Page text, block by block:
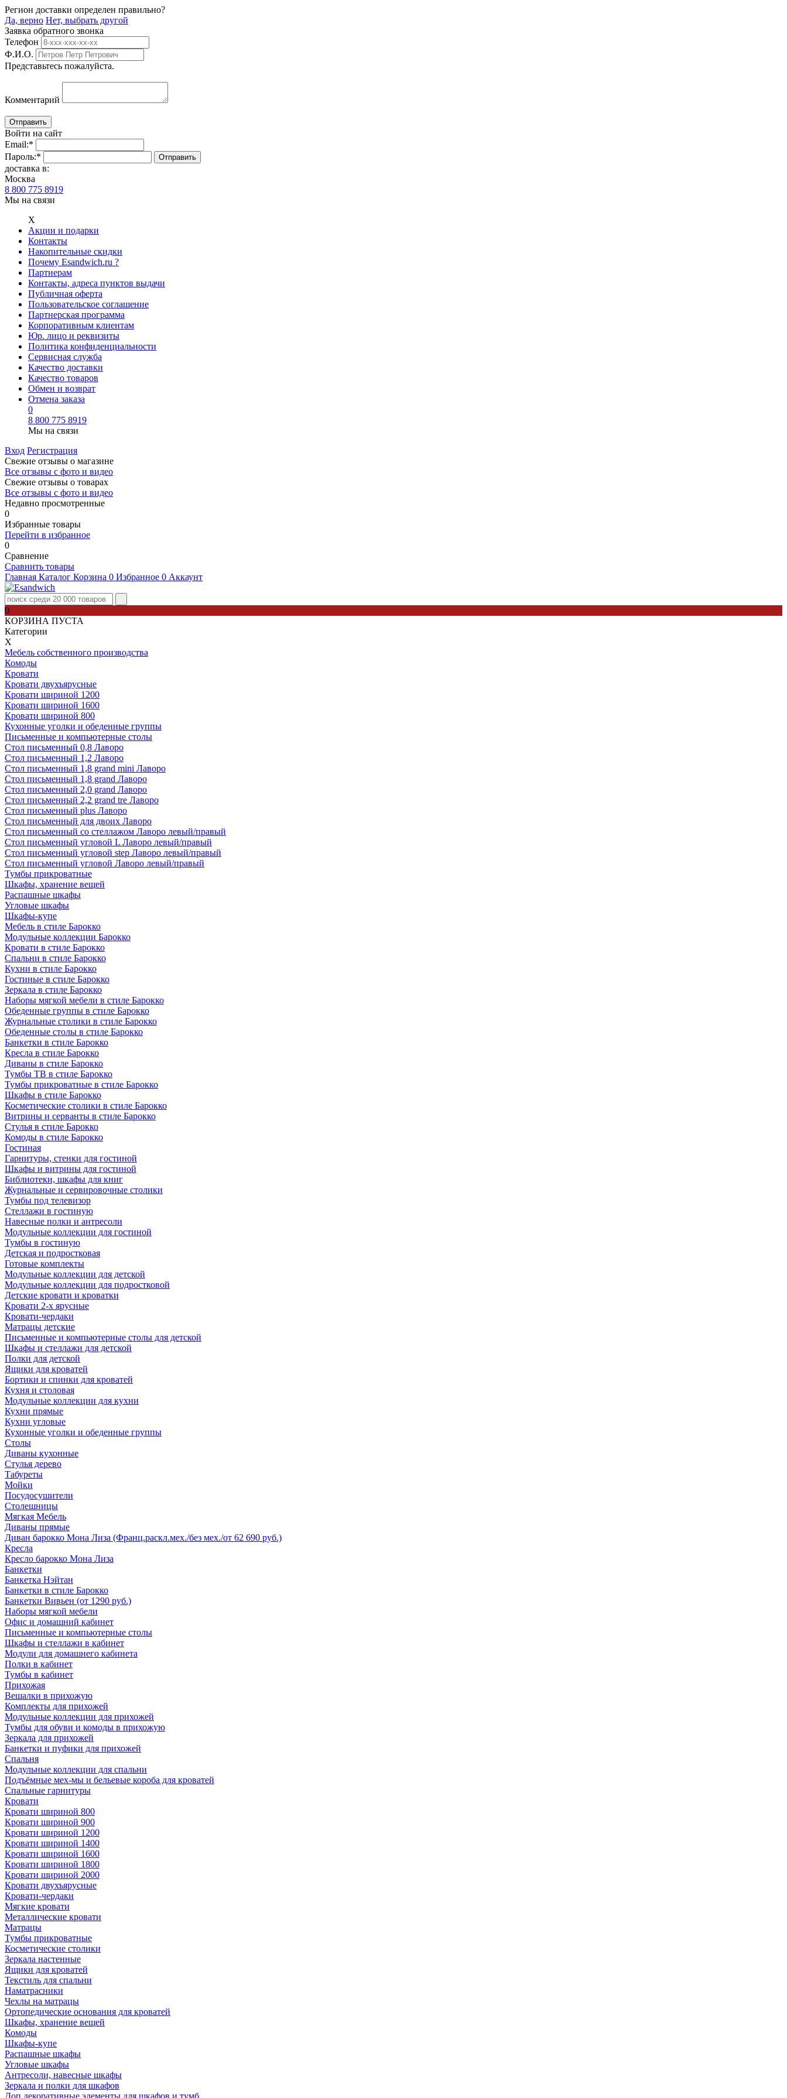
Регион доставки определен правильно?
Да, верно Нет, выбрать другой
Заявка обратного звонка
Телефон
Ф.И.О.
Представьтесь пожалуйста.
Комментарий
Войти на сайт
Email:*
Пароль:*
доставка в:
Москва
8 800 775 8919
Мы на связи
Х
Акции и подарки
Контакты
Накопительные скидки
Почему Esandwich.ru ?
Партнерам
Контакты, адреса пунктов выдачи
Публичная оферта
Пользовательское соглашение
Партнерская программа
Корпоративным клиентам
Юр. лицо и реквизиты
Политика конфиденциальности
Сервисная служба
Качество доставки
Качество товаров
Обмен и возврат
Отмена заказа
0
8 800 775 8919
Мы на связи
Вход Регистрация
Свежие отзывы о магазине
Все отзывы с фото и видео
Свежие отзывы о товарах
Все отзывы c фото и видео
Недавно просмотренные
0
Избранные товары
Перейти в избранное
0
Сравнение
Сравнить товары
Главная Каталог Корзина 0 Избранное 0 Аккаунт
0
КОРЗИНА ПУСТА
Категории
Х
Мебель собственного производства
Комоды
Кровати
Кровати двухъярусные
Кровати шириной 1200
Кровати шириной 1600
Кровати шириной 800
Кухонные уголки и обеденные группы
Письменные и компьютерные столы
Стол письменный 0,8 Лаворо
Стол письменный 1,2 Лаворо
Стол письменный 1,8 grand mini Лаворо
Стол письменный 1,8 grand Лаворо
Стол письменный 2,0 grand Лаворо
Стол письменный 2,2 grand tre Лаворо
Стол письменный plus Лаворо
Стол письменный для двоих Лаворо
Стол письменный со стеллажом Лаворо левый/правый
Стол письменный угловой L Лаворо левый/правый
Стол письменный угловой step Лаворо левый/правый
Стол письменный угловой Лаворо левый/правый
Тумбы прикроватные
Шкафы, хранение вещей
Распашные шкафы
Угловые шкафы
Шкафы-купе
Мебель в стиле Барокко
Модульные коллекции Барокко
Кровати в стиле Барокко
Спальни в стиле Барокко
Кухни в стиле Барокко
Гостиные в стиле Барокко
Зеркала в стиле Барокко
Наборы мягкой мебели в стиле Барокко
Обеденные группы в стиле Барокко
Журнальные столики в стиле Барокко
Обеденные столы в стиле Барокко
Банкетки в стиле Барокко
Кресла в стиле Барокко
Диваны в стиле Барокко
Тумбы ТВ в стиле Барокко
Тумбы прикроватные в стиле Барокко
Шкафы в стиле Барокко
Косметические столики в стиле Барокко
Витрины и серванты в стиле Барокко
Стулья в стиле Барокко
Комоды в стиле Барокко
Гостиная
Гарнитуры, стенки для гостиной
Шкафы и витрины для гостиной
Библиотеки, шкафы для книг
Журнальные и сервировочные столики
Тумбы под телевизор
Стеллажи в гостиную
Навесные полки и антресоли
Модульные коллекции для гостиной
Тумбы в гостиную
Детская и подростковая
Готовые комплекты
Модульные коллекции для детской
Модульные коллекции для подростковой
Детские кровати и кроватки
Кровати 2-х ярусные
Кровати-чердаки
Матрацы детские
Письменные и компьютерные столы для детской
Шкафы и стеллажи для детской
Полки для детской
Ящики для кроватей
Бортики и спинки для кроватей
Кухня и столовая
Модульные коллекции для кухни
Кухни прямые
Кухни угловые
Кухонные уголки и обеденные группы
Столы
Диваны кухонные
Стулья дерево
Табуреты
Мойки
Посудосушители
Столешницы
Мягкая Мебель
Диваны прямые
Диван барокко Мона Лиза (Франц.раскл.мех./без мех./от 62 690 руб.)
Кресла
Кресло барокко Мона Лиза
Банкетки
Банкетка Нэйтан
Банкетки в стиле Барокко
Банкетки Вивьен (от 1290 руб.)
Наборы мягкой мебели
Офис и домашний кабинет
Письменные и компьютерные столы
Шкафы и стеллажи в кабинет
Модули для домашнего кабинета
Полки в кабинет
Тумбы в кабинет
Прихожая
Вешалки в прихожую
Комплекты для прихожей
Модульные коллекции для прихожей
Тумбы для обуви и комоды в прихожую
Зеркала для прихожей
Банкетки и пуфики для прихожей
Спальня
Модульные коллекции для спальни
Подъёмные мех-мы и бельевые короба для кроватей
Спальные гарнитуры
Кровати
Кровати шириной 800
Кровати шириной 900
Кровати шириной 1200
Кровати шириной 1400
Кровати шириной 1600
Кровати шириной 1800
Кровати шириной 2000
Кровати двухъярусные
Кровати-чердаки
Мягкие кровати
Металлические кровати
Матрацы
Тумбы прикроватные
Косметические столики
Зеркала настенные
Ящики для кроватей
Текстиль для спальни
Наматрасники
Чехлы на матрацы
Ортопедические основания для кроватей
Шкафы, хранение вещей
Комоды
Шкафы-купе
Распашные шкафы
Угловые шкафы
Антресоли, навесные шкафы
Зеркала и полки для шкафов
Доп.декоративные элементы для шкафов и тумб